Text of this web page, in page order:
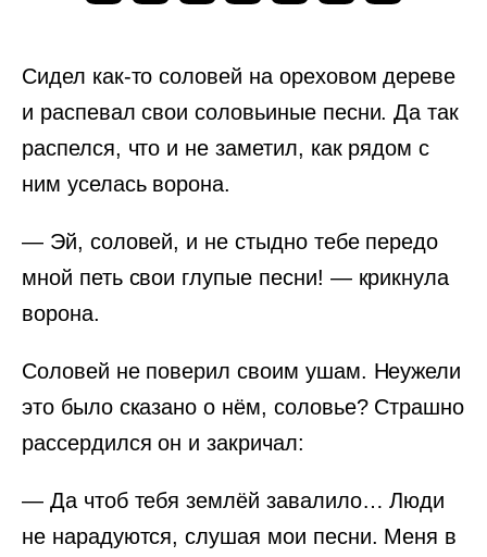
Сидел как-то соловей на ореховом дереве
и распевал свои соловьиные песни. Да так
распелся, что и не заметил, как рядом с
ним уселась ворона.
— Эй, соловей, и не стыдно тебе передо
мной петь свои глупые песни! — крикнула
ворона.
Соловей не поверил своим ушам. Неужели
это было сказано о нём, соловье? Страшно
рассердился он и закричал:
— Да чтоб тебя землёй завалило… Люди
не нарадуются, слушая мои песни. Меня в